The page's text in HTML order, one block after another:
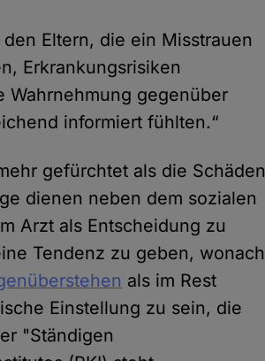
Eltern, die ein Misstrauen
Erkrankungsrisiken
gegenüber
informiert fühlten.“
gefürchtet als die Schäden
dienen neben dem sozialen
Arzt als Entscheidung zu
Tendenz zu geben, wonach
als im Rest
Einstellung zu sein, die
"Ständigen